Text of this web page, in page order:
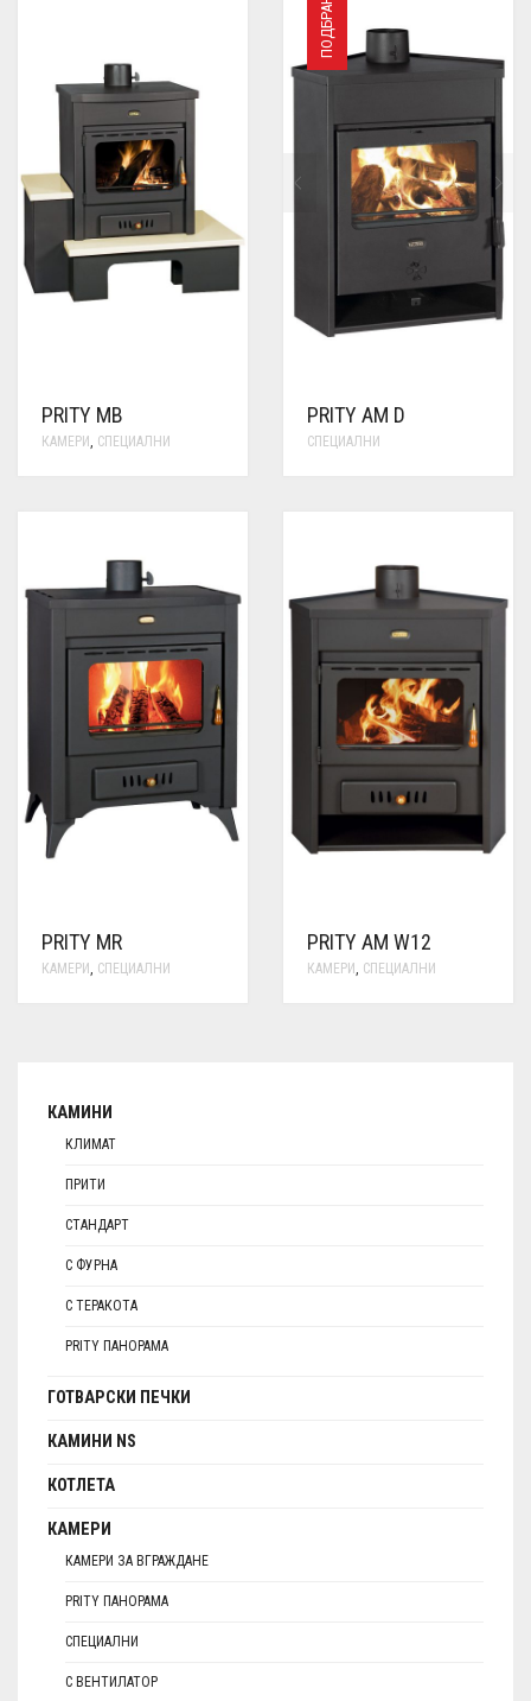
PRITY MB
КАМЕРИ, СПЕЦИАЛНИ
ПОДБРАНИ
PRITY AM D
СПЕЦИАЛНИ
PRITY MR
КАМЕРИ СПЕЦИАЛНИ
PRITY AM W12
КАМЕРИ СПЕЦИАЛНИ
КАМИНИ
КЛИМАТ
ПРИТИ
СТАНДАРТ
С ФУРНА
С ТЕРАКОТА
PRITY ПАНОРАМА
ГОТВАРСКИ ПЕЧКИ
КАМИНИ NS
КОТЛЕТА
КАМЕРИ
КАМЕРИ ЗА ВГРАЖДАНЕ
PRITY ПАНОРАМА
СПЕЦИАЛНИ
С ВЕНТИЛАТОР